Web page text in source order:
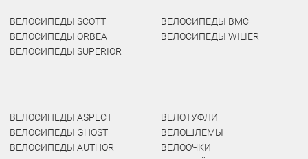
ВЕЛОСИПЕДЫ SCOTT
ВЕЛОСИПЕДЫ ORBEA
ВЕЛОСИПЕДЫ SUPERIOR
ВЕЛОСИПЕДЫ BMC
ВЕЛОСИПЕДЫ WILIER
ВЕЛОСИПЕДЫ ASPECT
ВЕЛОСИПЕДЫ GHOST
ВЕЛОСИПЕДЫ AUTHOR
ВЕЛОТУФЛИ
ВЕЛОШЛЕМЫ
ВЕЛООЧКИ